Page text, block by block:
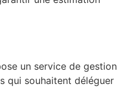
un service de gestion
qui souhaitent déléguer